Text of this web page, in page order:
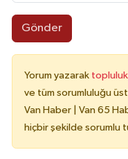
Gönder
Yorum yazarak topluluk
ve tüm sorumluluğu
Van Haber | Van 65
hiçbir şekilde sorumlu